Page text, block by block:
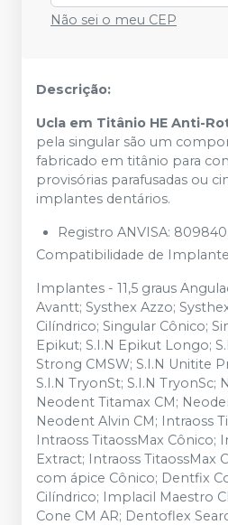
Não sei o meu CEP
Descrição:
Ucla em Titânio HE Anti-
pela singular são um
fabricado em titânio para
provisórias parafusadas ou
implantes dentários.
Registro ANVISA:
Compatibilidade de
Implantes - 11,5 graus
Avantt; Systhex Azzo;
Cilíndrico; Singular Cônico;
Epikut; S.I.N Epikut Longo;
Strong CMSW; S.I.N Unitite
S.I.N TryonSt; S.I.N TryonSc;
Neodent Titamax CM;
Neodent Alvin CM; Intraoss
Intraoss TitaossMax Cônico;
Extract; Intraoss TitaossMax
com ápice Cônico; Dentfix
Cilíndrico; Implacil Maestro
Cone CM AR; Dentoflex